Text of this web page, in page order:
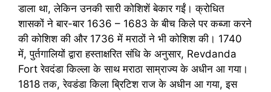
डाला था, लेकिन उनकी सारी कोशिशें बेकार गईं। क्रोधित
शासकों ने बार-बार 1636 – 1683 के बीच किले पर कब्जा करने
की कोशिश की और 1736 में मराठों ने भी कोशिश की। 1740
में, पुर्तगालियों द्वारा हस्ताक्षरित संधि के अनुसार, Revdanda
Fort रेवदंडा किल्ला के साथ मराठा साम्राज्य के अधीन आ गया।
1818 तक, रेवडंडा किला ब्रिटिश राज के अधीन आ गया, इस